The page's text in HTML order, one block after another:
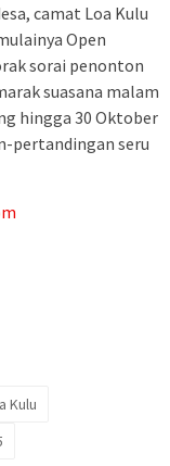
camat Loa Kulu
Open
sorai penonton
suasana malam
hingga 30 Oktober
pertandingan seru
Kulu